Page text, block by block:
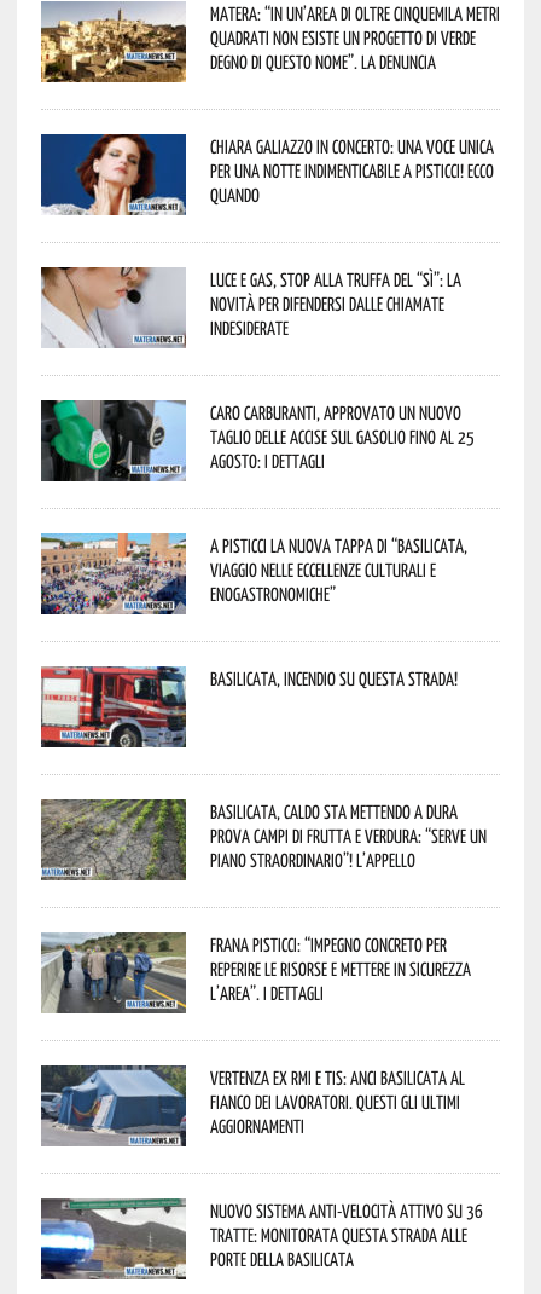
Matera: “In un’area di oltre cinquemila metri
quadrati non esiste un progetto di verde
degno di questo nome”. La denuncia
Chiara Galiazzo in concerto: una voce unica
per una notte indimenticabile a Pisticci! Ecco
quando
Luce e gas, stop alla truffa del “Sì”: la
novità per difendersi dalle chiamate
indesiderate
Caro carburanti, approvato un nuovo
taglio delle accise sul gasolio fino al 25
agosto: i dettagli
A Pisticci la nuova tappa di “Basilicata,
viaggio nelle eccellenze culturali e
enogastronomiche”
Basilicata, incendio su questa strada!
Basilicata, caldo sta mettendo a dura
prova campi di frutta e verdura: “Serve un
piano straordinario”! L’appello
Frana Pisticci: “Impegno concreto per
reperire le risorse e mettere in sicurezza
l’area”. I dettagli
Vertenza ex RMI e TIS: ANCI Basilicata al
fianco dei lavoratori. Questi gli ultimi
aggiornamenti
Nuovo sistema anti-velocità attivo su 36
tratte: monitorata questa strada alle
porte della Basilicata